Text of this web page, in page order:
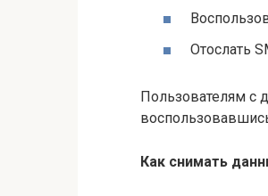
Отослать
Пользователям с
Как снимать